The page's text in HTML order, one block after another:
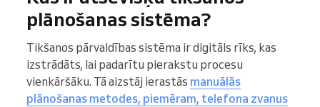
plānošanas sistēma?
Tikšanos pārvaldības sistēma ir digitāls rīks, kas
izstrādāts, lai padarītu pierakstu procesu
vienkāršāku. Tā aizstāj ierastās manuālās
plānošanas metodes, piemēram, telefona zvanus